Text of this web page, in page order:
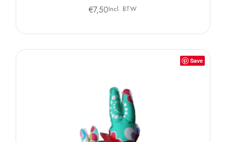
€7,50Incl. BTW
Save